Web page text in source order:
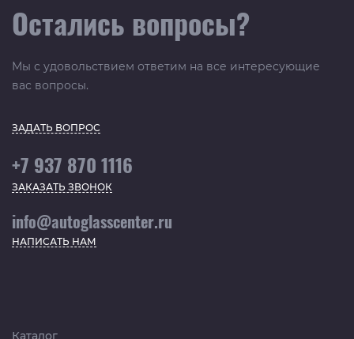
Остались вопросы?
Мы с удовольствием ответим на все интересующие
вас вопросы.
ЗАДАТЬ ВОПРОС
+7 937 870 1116
ЗАКАЗАТЬ ЗВОНОК
info@autoglasscenter.ru
НАПИСАТЬ НАМ
Каталог